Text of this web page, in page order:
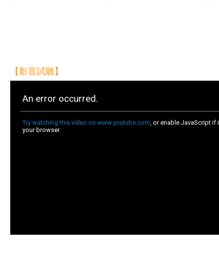
【影音試聽】